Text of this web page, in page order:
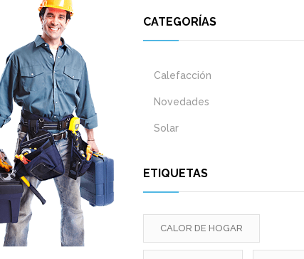
CATEGORÍAS
Calefacción
Novedades
Solar
ETIQUETAS
CALOR DE HOGAR